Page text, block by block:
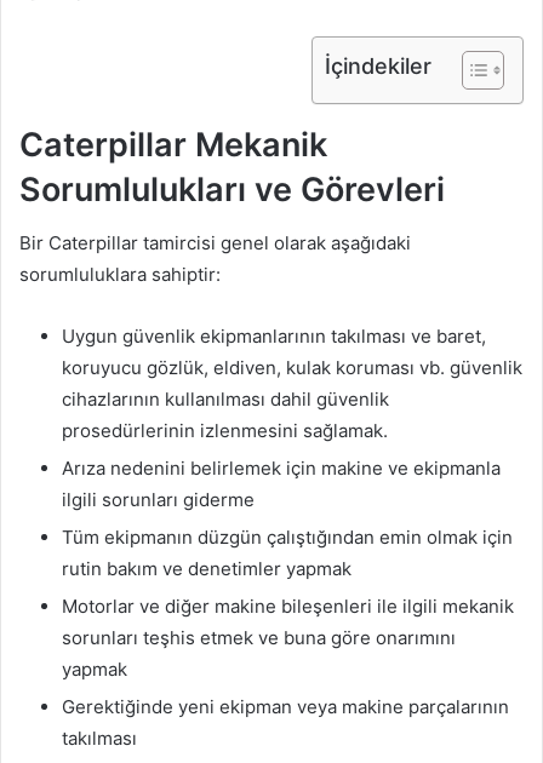
İçindekiler
Caterpillar Mekanik
Sorumlulukları ve Görevleri
Bir Caterpillar tamircisi genel olarak aşağıdaki
sorumluluklara sahiptir:
Uygun güvenlik ekipmanlarının takılması ve baret,
koruyucu gözlük, eldiven, kulak koruması vb. güvenlik
cihazlarının kullanılması dahil güvenlik
prosedürlerinin izlenmesini sağlamak.
Arıza nedenini belirlemek için makine ve ekipmanla
ilgili sorunları giderme
Tüm ekipmanın düzgün çalıştığından emin olmak için
rutin bakım ve denetimler yapmak
Motorlar ve diğer makine bileşenleri ile ilgili mekanik
sorunları teşhis etmek ve buna göre onarımını
yapmak
Gerektiğinde yeni ekipman veya makine parçalarının
takılması